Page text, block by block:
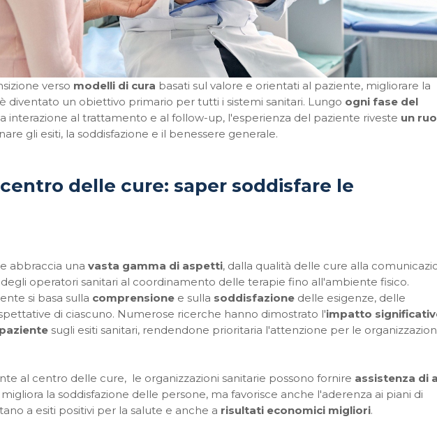
verso modelli di cura basati sul valore e orientati al paziente, migliorare la
è diventato un obiettivo primario per tutti i sistemi sanitari. Lungo ogni fase del
interazione al trattamento e al follow-up, l'esperienza del paziente riveste un
gli esiti, la soddisfazione e il benessere generale.
delle cure: saper soddisfare le
abbraccia una vasta gamma di aspetti, dalla qualità delle cure alla
operatori sanitari al coordinamento delle terapie fino all'ambiente fisico.
si basa sulla comprensione e sulla soddisfazione delle esigenze, delle
di ciascuno. Numerose ricerche hanno dimostrato l'impatto
sugli esiti sanitari, rendendone prioritaria l'attenzione per le
al centro delle cure, le organizzazioni sanitarie possono fornire assistenza di
migliora la soddisfazione delle persone, ma favorisce anche l'aderenza ai piani di
a esiti positivi per la salute e anche a risultati economici migliori.